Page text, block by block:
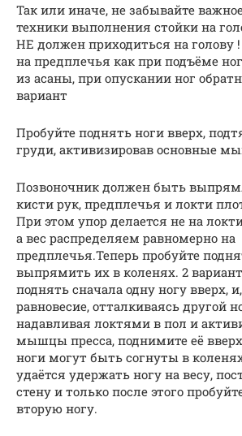
Так или иначе, не забывайте
техники выполнения стойки на
НЕ должен приходиться на голову
на предплечья как при подъёме
из асаны, при опускании ног
вариант
Пробуйте поднять ноги вверх,
груди, активизировав основные
Позвоночник должен быть
кисти рук, предплечья и локти
При этом упор делается не на
а вес распределяем равномерно на
предплечья.Теперь пробуйте
выпрямить их в коленях. 2
поднять сначала одну ногу вверх,
равновесие, отталкиваясь другой
надавливая локтями в пол и
мышцы пресса, поднимите её
ноги могут быть согнуты в
удаётся удержать ногу на весу,
стену и только после этого
вторую ногу.